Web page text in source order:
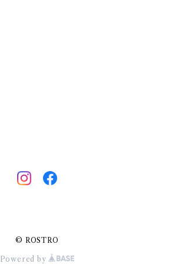
© ROSTRO
Powered by